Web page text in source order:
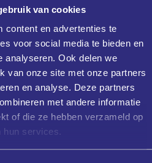
van cookies
content en advertenties te
voor social media te bieden en
analyseren. Ook delen we
van onze site met onze partners
en analyse. Deze partners
met andere informatie
of die ze hebben verzameld op
services.
8 weken bijeen in Bergen op
Wil jij ook pitchen? Neem
) of Rom van Oers